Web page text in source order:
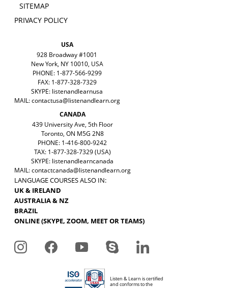
SITEMAP
PRIVACY POLICY
USA
928 Broadway #1001
New York, NY 10010, USA
PHONE: 1-877-566-9299
FAX: 1-877-328-7329
SKYPE: listenandlearnusa
MAIL:contactusa@listenandlearn.org
CANADA
439 University Ave, 5th Floor
Toronto, ON M5G 2N8
PHONE: 1-416-800-9242
TAX: 1-877-328-7329 (USA)
SKYPE: listenandlearncanada
MAIL:contactcanada@listenandlearn.org
LANGUAGE COURSES ALSO IN:
UK & IRELAND
AUSTRALIA & NZ
BRAZIL
ONLINE (SKYPE, ZOOM, MEET OR TEAMS)